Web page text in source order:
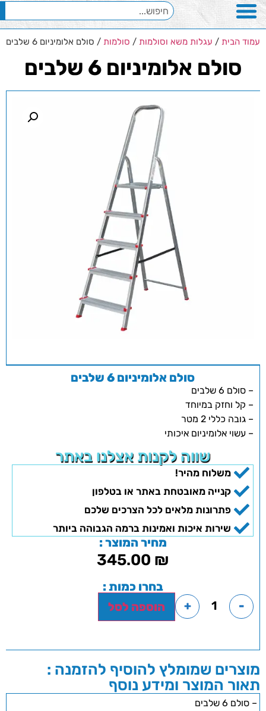
עמוד הבית / עגלות משא וסולמות / סולמות / סולם אלומיניום 6 שלבים
סולם אלומיניום 6 שלבים
סולם אלומיניום 6 שלבים
– סולם 6 שלבים
– קל וחזק במיוחד
– גובה כללי 2 מטר
– עשוי אלומיניום איכותי
שווה לקנות אצלנו באתר
משלוח מהיר!
קנייה מאובטחת באתר או בטלפון
פתרונות מלאים לכל הצרכים שלכם
שירות איכות ואמינות ברמה הגבוהה ביותר
מחיר המוצר :
345.00 ₪
בחרו כמות :
-
+ הוספה לסל
מוצרים שמומלץ להוסיף להזמנה :
תאור המוצר ומידע נוסף
– סולם 6 שלבים